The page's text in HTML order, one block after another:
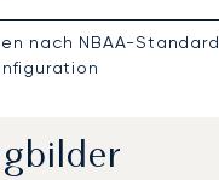
nach NBAA-Standard